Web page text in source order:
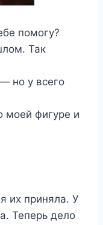
помогу?
Так
но у всего
моей фигуре и
их приняла. У
Теперь дело